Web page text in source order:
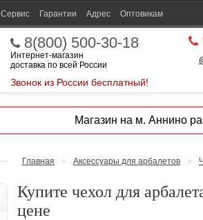
Сервис Гарантии Адрес Оптовикам
8(800) 500-30-18
Интернет-магазин
доставка по всей России
Звонок из России бесплатный!
Магазин на м. Аннино
Главная » Аксессуары для арбалетов »
Купите чехол для
цене